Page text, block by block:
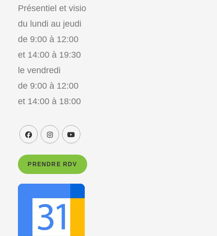
Présentiel et visio
du lundi au jeudi
de 9:00 à 12:00
et 14:00 à 19:30
le vendredi
de 9:00 à 12:00
et 14:00 à 18:00
PRENDRE RDV